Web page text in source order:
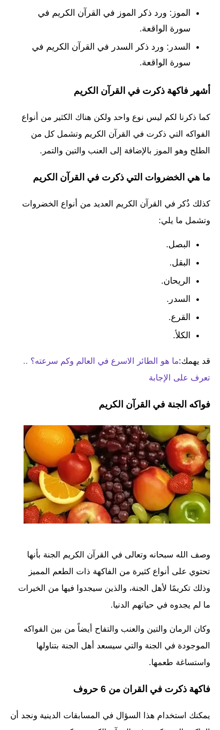
الموز: ورد ذكر الموز في القرآن الكريم في
سورة الواقعة.
السدر: ورد ذكر السدر في القرآن الكريم في
سورة الواقعة.
أشهر فاكهة ذكرت في القرآن الكريم
كما ذكرنا لكم ليس نوع واحد ولكن هناك الكثير من أنواع
الفواكه التي ذكرت في القرآن الكريم وتشمل كل من
الطلح وهو الموز بالإضافة إلى العنب والتين والتمر.
ما هي الخضروات التي ذكرت في القرآن الكريم
كذلك ذُكر في القرآن الكريم العديد من أنواع الخضروات
وتشمل ما يلي:
البصل.
البقل.
الريحان.
السدر.
القرع.
الكلأ.
قد يهمك:ما هو الطائر الاسرع في العالم وكم سرعته؟ ..
تعرف على الإجابة
فواكه الجنة في القرآن الكريم
وصف الله سبحانه وتعالى في القرآن الكريم الجنة بأنها
تحتوي على أنواع كثيرة من الفاكهة ذات الطعم المميز
وذلك تكريمًا لأهل الجنة، والذين سيجدوا فيها من الخيرات
ما لم يجدوه في حياتهم الدنيا.
وكان الرمان والتين والعنب والتفاح أيضاً من بين الفواكه
الموجودة في الجنة والتي سيسعد أهل الجنة بتناولها
واستساغة طعمها.
فاكهة ذكرت في القران من 6 حروف
يمكنك استخدام هذا السؤال في المسابقات الدينية ونجد أن